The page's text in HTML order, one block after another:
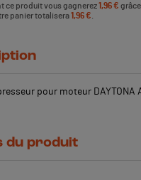
ce produit vous gagnerez1,96 €
panier totalisera1,96 €
pour moteur DAYTONA
du produit